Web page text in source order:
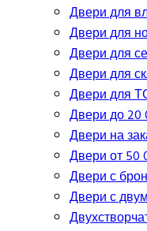
Двери для
Двери для
Двери для
Двери для
Двери для
Двери до 20
Двери на
Двери от 50
Двери с
Двери с